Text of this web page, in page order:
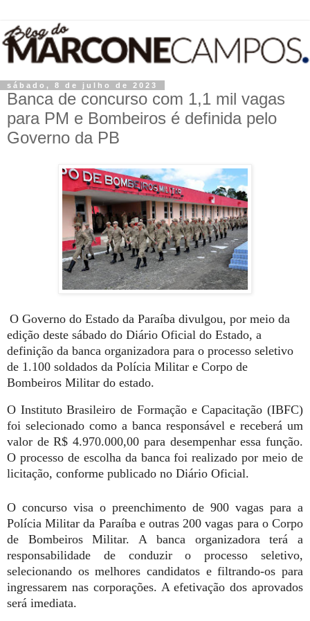
sábado, 8 de julho de 2023
Banca de concurso com 1,1 mil vagas
para PM e Bombeiros é definida pelo
Governo da PB
O Governo do Estado da Paraíba divulgou, por meio da
edição deste sábado do Diário Oficial do Estado, a
definição da banca organizadora para o processo seletivo
de 1.100 soldados da Polícia Militar e Corpo de
Bombeiros Militar do estado.
O Instituto Brasileiro de Formação e Capacitação (IBFC)
foi selecionado como a banca responsável e receberá um
valor de R$ 4.970.000,00 para desempenhar essa função.
O processo de escolha da banca foi realizado por meio de
licitação, conforme publicado no Diário Oficial.
O concurso visa o preenchimento de 900 vagas para a
Polícia Militar da Paraíba e outras 200 vagas para o Corpo
de Bombeiros Militar. A banca organizadora terá a
responsabilidade de conduzir o processo seletivo,
selecionando os melhores candidatos e filtrando-os para
ingressarem nas corporações. A efetivação dos aprovados
será imediata.